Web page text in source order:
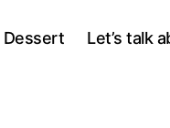
Dessert Let’s talk